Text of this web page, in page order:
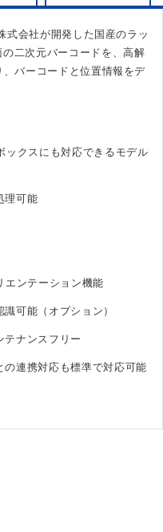
式会社が開発した国産のラッ
二次元バーコードを、高解
バーコードと位置情報をデ
ックスにも対応できるモデル
理可能
エンテーション機能
可能（オプション）
テナンスフリー
連携対応も標準で対応可能